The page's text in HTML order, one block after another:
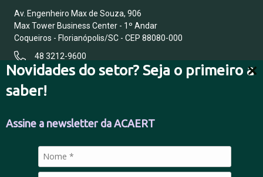
Novidades do setor? Seja o primeiro a
saber!
Assine a newsletter da ACAERT
Av. Engenheiro Max de Souza, 906
Max Tower Business Center - 1º Andar
Coqueiros - Florianópolis/SC - CEP 88080-000
48 3212-9600
FALE CONOSCO
POLÍTICA DE PRIVACIDADE